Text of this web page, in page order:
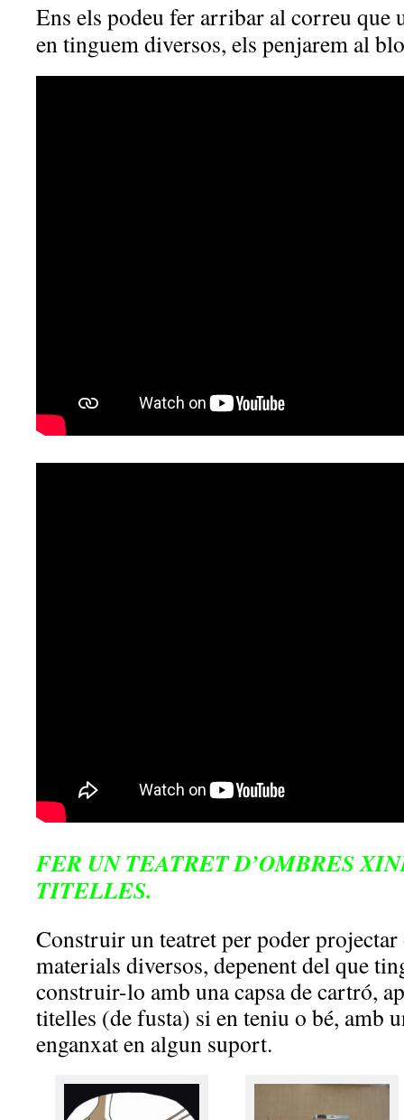
Ens els podeu fer arribar al correu que
en tinguem diversos, els penjarem al
FER UN TEATRET D’OMBRES
TITELLES.
Construir un teatret per poder
materials diversos, depenent del que
construir-lo amb una capsa de cartró,
titelles (de fusta) si en teniu o bé, amb
enganxat en algun suport.